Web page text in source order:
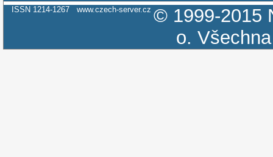
ISSN 1214-1267 www.czech-server.cz © 1999-2015
o.